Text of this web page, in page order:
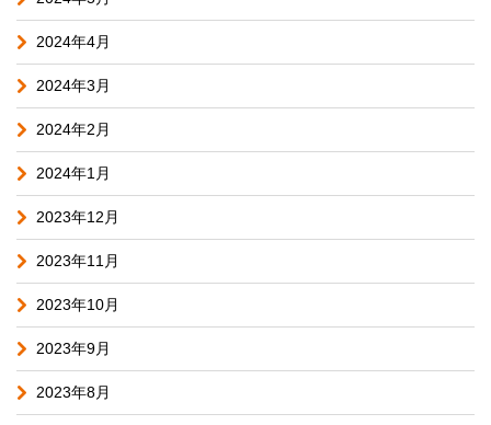
2024年4月
2024年3月
2024年2月
2024年1月
2023年12月
2023年11月
2023年10月
2023年9月
2023年8月